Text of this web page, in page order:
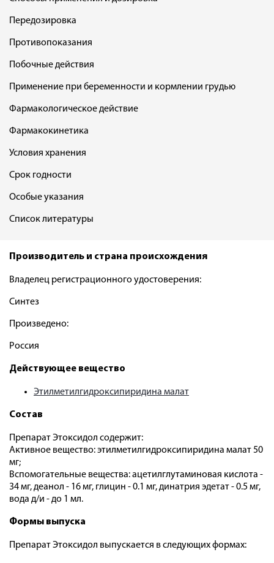
Передозировка
Противопоказания
Побочные действия
Применение при беременности и кормлении грудью
Фармакологическое действие
Фармакокинетика
Условия хранения
Срок годности
Особые указания
Список литературы
Производитель и страна происхождения
Владелец регистрационного удостоверения:
Синтез
Произведено:
Россия
Действующее вещество
Этилметилгидроксипиридина малат
Состав
Препарат Этоксидол содержит:
Активное вещество: этилметилгидроксипиридина малат 50
мг;
Вспомогательные вещества: ацетилглутаминовая кислота -
34 мг, деанол - 16 мг, глицин - 0.1 мг, динатрия эдетат - 0.5 мг,
вода д/и - до 1 мл.
Формы выпуска
Препарат Этоксидол выпускается в следующих формах: